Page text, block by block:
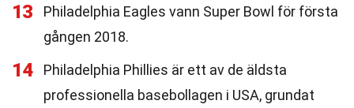
13
Philadelphia Eagles vann Super Bowl för första
gången 2018.
14
Philadelphia Phillies är ett av de äldsta
professionella basebollagen i USA, grundat